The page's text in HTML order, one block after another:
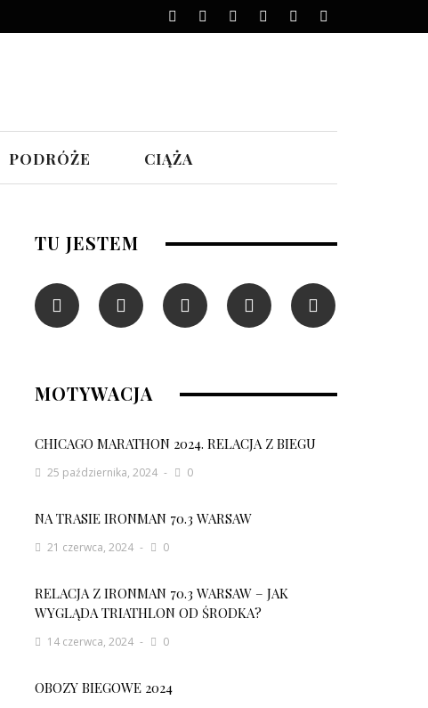
PODRÓŻE CIĄŻA
TU JESTEM
MOTYWACJA
CHICAGO MARATHON 2024. RELACJA Z BIEGU
25 października, 2024 0
NA TRASIE IRONMAN 70.3 WARSAW
21 czerwca, 2024 0
RELACJA Z IRONMAN 70.3 WARSAW – JAK
WYGLĄDA TRIATHLON OD ŚRODKA?
14 czerwca, 2024 0
OBOZY BIEGOWE 2024